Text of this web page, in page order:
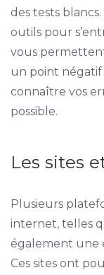
des tests
outils pour
vous
un point négatif
connaître vos
possible.
Les sites
Plusieurs
internet, telles
également une
Ces sites ont